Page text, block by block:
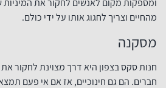
ומספקות מקום לאנשים לחקור את
מהחיים וצריך לחגוג אותו על ידי כולם.
מסקנה
חנות סקס בצפון היא דרך מצוינת לחקור את
חברים. הם גם חינוכיים, אז אם אי פעם